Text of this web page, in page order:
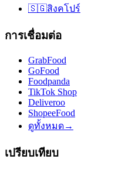
🇸🇬สิงคโปร์
การเชื่อมต่อ
GrabFood
GoFood
Foodpanda
TikTok Shop
Deliveroo
ShopeeFood
ดูทั้งหมด→
เปรียบเทียบ